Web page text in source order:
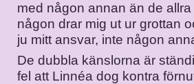
med någon annan än de
någon drar mig ut ur grottan
ju mitt ansvar, inte någon
De dubbla känslorna är
fel att Linnéa dog kontra